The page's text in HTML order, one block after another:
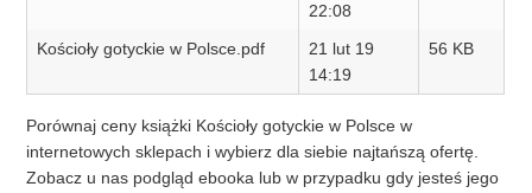
22:08
Kościoły gotyckie w Polsce.pdf
21 lut 19
14:19
56 KB
Porównaj ceny książki Kościoły gotyckie w Polsce w
internetowych sklepach i wybierz dla siebie najtańszą ofertę.
Zobacz u nas podgląd ebooka lub w przypadku gdy jesteś jego